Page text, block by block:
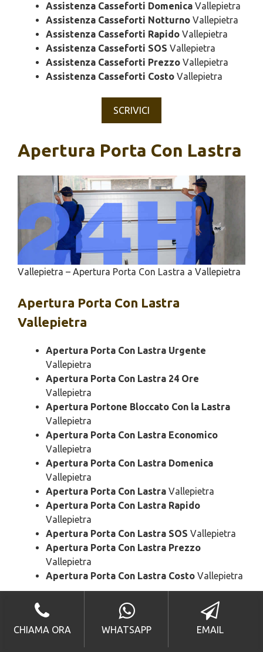
Assistenza Casseforti Domenica Vallepietra
Assistenza Casseforti Notturno Vallepietra
Assistenza Casseforti Rapido Vallepietra
Assistenza Casseforti SOS Vallepietra
Assistenza Casseforti Prezzo Vallepietra
Assistenza Casseforti Costo Vallepietra
SCRIVICI
Apertura Porta Con Lastra
Vallepietra – Apertura Porta Con Lastra a Vallepietra
Apertura Porta Con Lastra
Vallepietra
Apertura Porta Con Lastra Urgente
Vallepietra
Apertura Porta Con Lastra 24 Ore
Vallepietra
Apertura Portone Bloccato Con la Lastra
Vallepietra
Apertura Porta Con Lastra Economico
Vallepietra
Apertura Porta Con Lastra Domenica
Vallepietra
Apertura Porta Con Lastra Vallepietra
Apertura Porta Con Lastra Rapido
Vallepietra
Apertura Porta Con Lastra SOS Vallepietra
Apertura Porta Con Lastra Prezzo
Vallepietra
Apertura Porta Con Lastra Costo Vallepietra
Pronto InterventoPorta Con Lastra
Vallepietra
CHIAMA ORA WHATSAPP EMAIL